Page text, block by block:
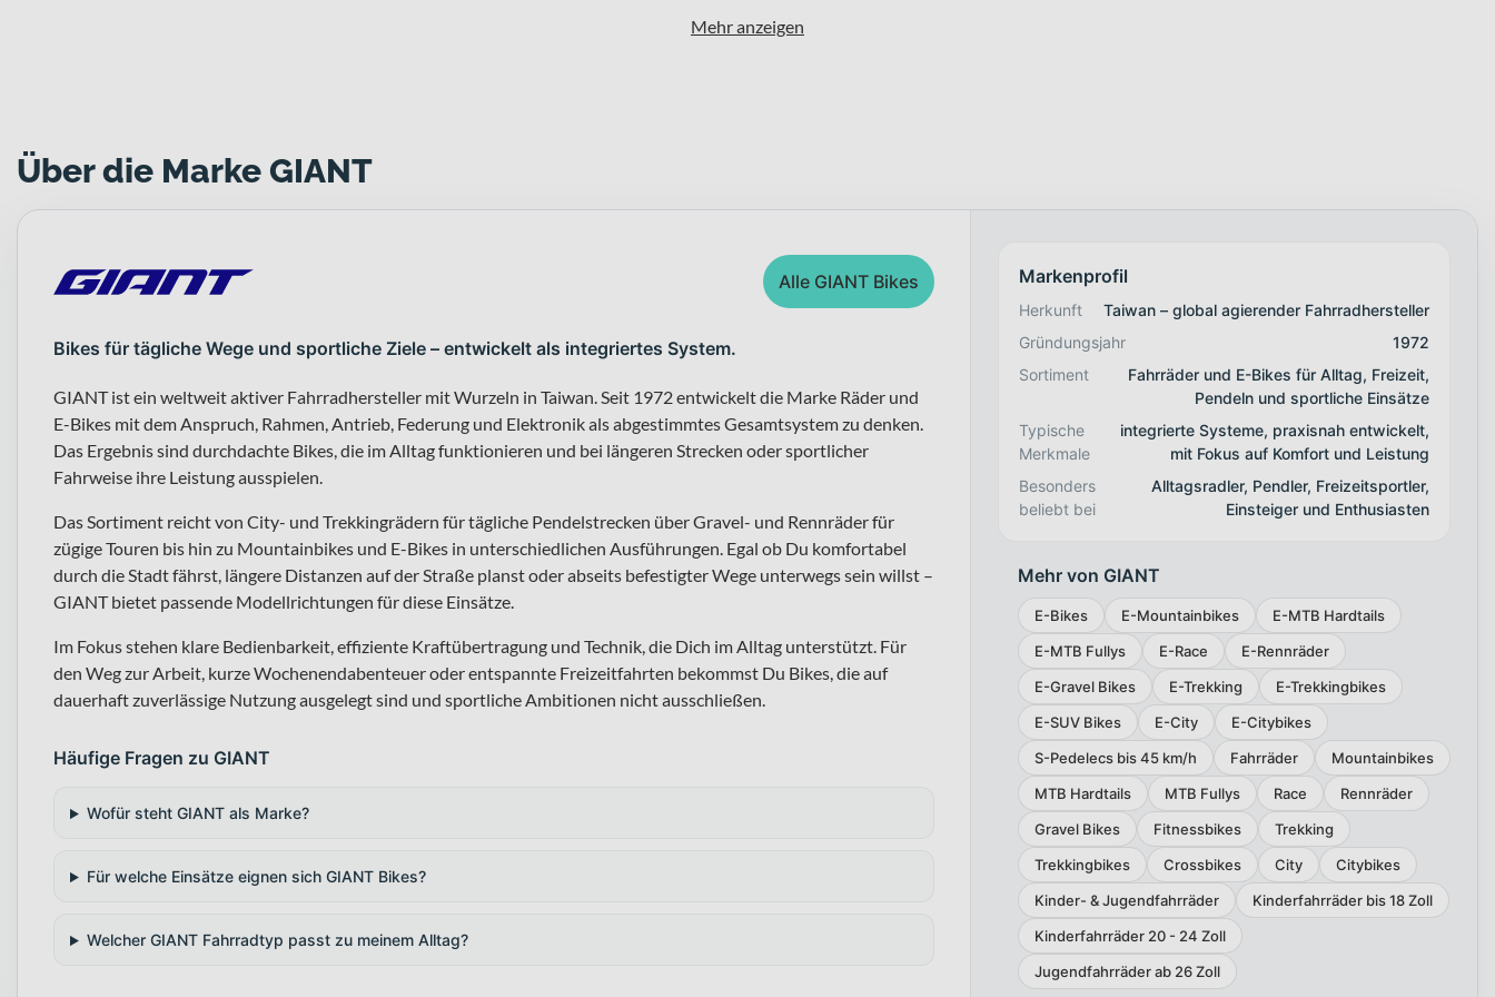
Mehr anzeigen
Über die Marke GIANT
Alle GIANT Bikes
Bikes für tägliche Wege und sportliche Ziele – entwickelt als integriertes System.
GIANT ist ein weltweit aktiver Fahrradhersteller mit Wurzeln in Taiwan. Seit 1972 entwickelt die Marke Räder und
E-Bikes mit dem Anspruch, Rahmen, Antrieb, Federung und Elektronik als abgestimmtes Gesamtsystem zu denken.
Das Ergebnis sind durchdachte Bikes, die im Alltag funktionieren und bei längeren Strecken oder sportlicher
Fahrweise ihre Leistung ausspielen.
Das Sortiment reicht von City- und Trekkingrädern für tägliche Pendelstrecken über Gravel- und Rennräder für
zügige Touren bis hin zu Mountainbikes und E-Bikes in unterschiedlichen Ausführungen. Egal ob Du komfortabel
durch die Stadt fährst, längere Distanzen auf der Straße planst oder abseits befestigter Wege unterwegs sein willst –
GIANT bietet passende Modellrichtungen für diese Einsätze.
Im Fokus stehen klare Bedienbarkeit, effiziente Kraftübertragung und Technik, die Dich im Alltag unterstützt. Für
den Weg zur Arbeit, kurze Wochenendabenteuer oder entspannte Freizeitfahrten bekommst Du Bikes, die auf
dauerhaft zuverlässige Nutzung ausgelegt sind und sportliche Ambitionen nicht ausschließen.
Häufige Fragen zu GIANT
Wofür steht GIANT als Marke?
Für welche Einsätze eignen sich GIANT Bikes?
Welcher GIANT Fahrradtyp passt zu meinem Alltag?
Markenprofil
Herkunft
Taiwan – global agierender Fahrradhersteller
Gründungsjahr
1972
Sortiment
Fahrräder und E-Bikes für Alltag, Freizeit,
Pendeln und sportliche Einsätze
Typische
Merkmale
integrierte Systeme, praxisnah entwickelt,
mit Fokus auf Komfort und Leistung
Besonders
beliebt bei
Alltagsradler, Pendler, Freizeitsportler,
Einsteiger und Enthusiasten
Mehr von GIANT
E-Bikes E-Mountainbikes
E-MTB Hardtails
E-MTB Fullys
E-Race
E-Rennräder
E-Gravel Bikes
E-Trekking
E-Trekkingbikes
E-SUV Bikes
E-City
E-Citybikes
S-Pedelecs bis 45 km/h
Fahrräder
Mountainbikes
MTB Hardtails
MTB Fullys Race
Rennräder
Gravel Bikes
Fitnessbikes
Trekking
Trekkingbikes
Crossbikes City
Citybikes
Kinder- & Jugendfahrräder
Kinderfahrräder bis 18 Zoll
Kinderfahrräder 20 - 24 Zoll
Jugendfahrräder ab 26 Zoll